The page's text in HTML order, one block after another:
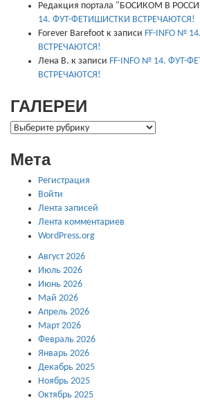
Редакция портала "БОСИКОМ В
14. ФУТ-ФЕТИШИСТКИ ВСТРЕЧАЮТСЯ!
Forever Barefoot к записи FF-INFO №
ВСТРЕЧАЮТСЯ!
Лена В. к записи FF-INFO № 14. ФУТ-
ВСТРЕЧАЮТСЯ!
ГАЛЕРЕИ
ГАЛЕРЕИ
Мета
Регистрация
Войти
Лента записей
Лента комментариев
WordPress.org
Август 2026
Июль 2026
Июнь 2026
Май 2026
Апрель 2026
Март 2026
Февраль 2026
Январь 2026
Декабрь 2025
Ноябрь 2025
Октябрь 2025